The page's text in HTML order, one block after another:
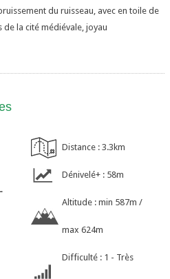
du ruisseau, avec en toile de
la cité médiévale, joyau
Distance : 3.3km
Dénivelé+ : 58m
Altitude : min 587m /
max 624m
Difficulté : 1 - Très